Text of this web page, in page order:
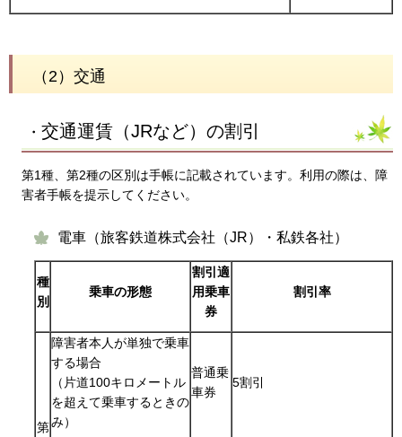
（2）交通
・ 交通運賃（JRなど）の割引
第1種、第2種の区別は手帳に記載されています。利用の際は、障
害者手帳を提示してください。
電車（旅客鉄道株式会社（JR）・私鉄各社）
種
別
乗車の形態
割引適
用乗車
券
割引率
第
障害者本人が単独で乗車
する場合
（片道100キロメートル
を超えて乗車するときの
み）
普通乗
車券
5割引